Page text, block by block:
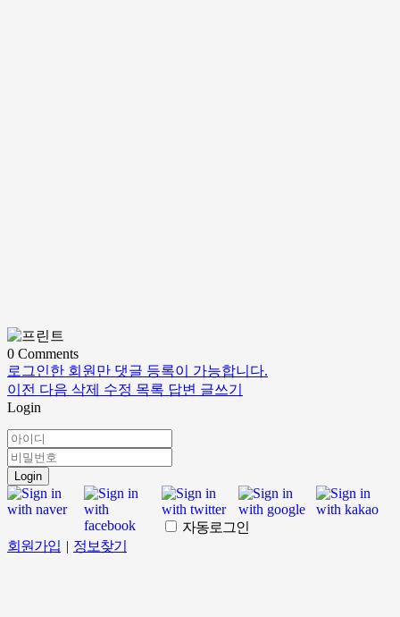
0 Comments
로그인한 회원만 댓글 등록이 가능합니다.
이전 다음 삭제 수정 목록 답변 글쓰기
Login
Login
자동로그인
회원가입 | 정보찾기